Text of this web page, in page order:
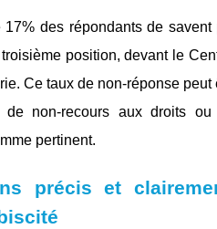
des répondants de
position, devant le
Ce taux de non‑réponse
de non‑recours aux droits
pertinent.
précis et